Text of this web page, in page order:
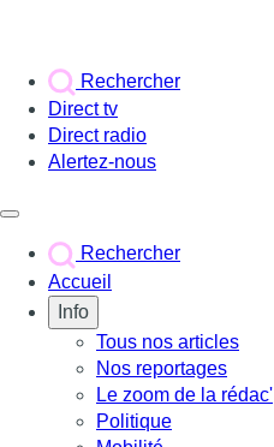
Rechercher
Direct tv
Direct radio
Alertez-nous
Rechercher
Accueil
Info
Tous nos articles
Nos reportages
Le zoom de la rédac'
Politique